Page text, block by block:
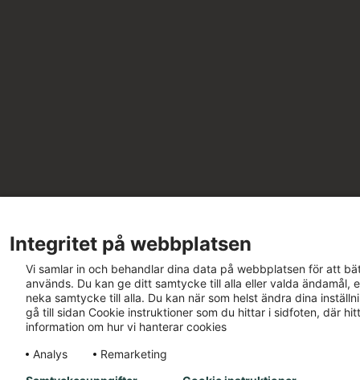
Integritet på webbplatsen
Vi samlar in och behandlar dina data på webbplatsen för att
används. Du kan ge ditt samtycke till alla eller valda ändamål,
neka samtycke till alla. Du kan när som helst ändra dina
gå till sidan Cookie instruktioner som du hittar i sidfoten, där
information om hur vi hanterar cookies
Analys
Remarketing